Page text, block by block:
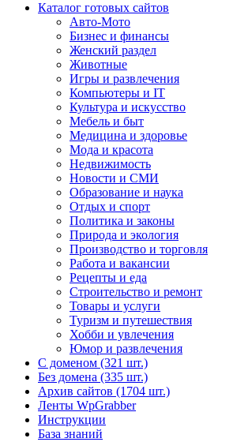
Каталог готовых сайтов
Авто-Мото
Бизнес и финансы
Женский раздел
Животные
Игры и развлечения
Компьютеры и IT
Культура и искусство
Мебель и быт
Медицина и здоровье
Мода и красота
Недвижимость
Новости и СМИ
Образование и наука
Отдых и спорт
Политика и законы
Природа и экология
Производство и торговля
Работа и вакансии
Рецепты и еда
Строительство и ремонт
Товары и услуги
Туризм и путешествия
Хобби и увлечения
Юмор и развлечения
С доменом (321 шт.)
Без домена (335 шт.)
Архив сайтов (1704 шт.)
Ленты WpGrabber
Инструкции
База знаний